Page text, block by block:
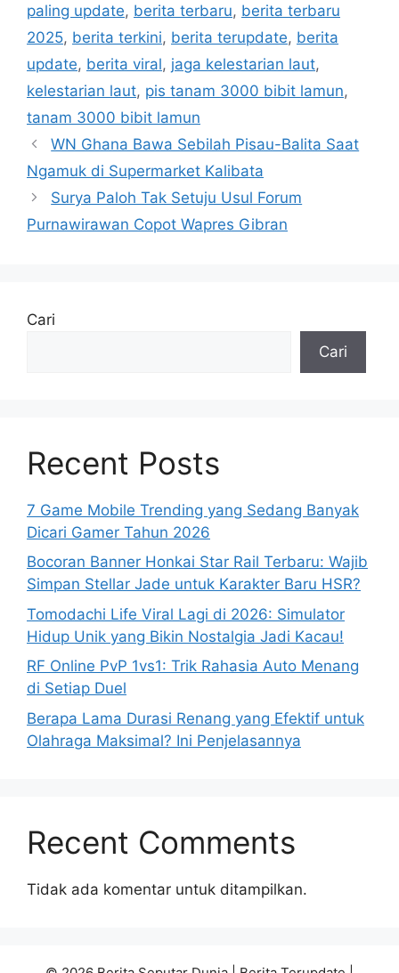
paling update, berita terbaru, berita terbaru
2025, berita terkini, berita terupdate, berita
update, berita viral, jaga kelestarian laut,
kelestarian laut, pis tanam 3000 bibit lamun,
tanam 3000 bibit lamun
WN Ghana Bawa Sebilah Pisau-Balita Saat
Ngamuk di Supermarket Kalibata
Surya Paloh Tak Setuju Usul Forum
Purnawirawan Copot Wapres Gibran
Cari
Cari
Recent Posts
7 Game Mobile Trending yang Sedang Banyak
Dicari Gamer Tahun 2026
Bocoran Banner Honkai Star Rail Terbaru: Wajib
Simpan Stellar Jade untuk Karakter Baru HSR?
Tomodachi Life Viral Lagi di 2026: Simulator
Hidup Unik yang Bikin Nostalgia Jadi Kacau!
RF Online PvP 1vs1: Trik Rahasia Auto Menang
di Setiap Duel
Berapa Lama Durasi Renang yang Efektif untuk
Olahraga Maksimal? Ini Penjelasannya
Recent Comments
Tidak ada komentar untuk ditampilkan.